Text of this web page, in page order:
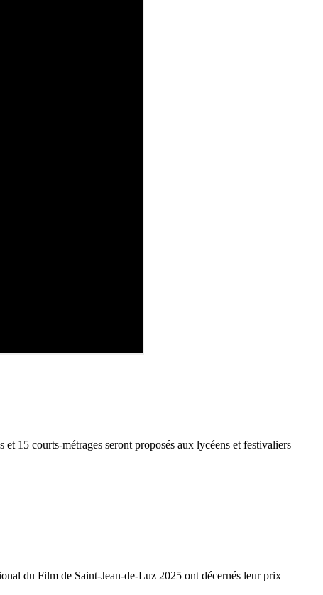
15 courts-métrages seront proposés aux lycéens et festivaliers
du Film de Saint-Jean-de-Luz 2025 ont décernés leur prix